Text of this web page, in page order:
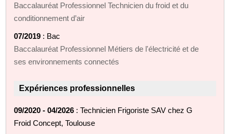
Baccalauréat Professionnel Technicien du froid et du
conditionnement d’air
07/2019 : Bac
Baccalauréat Professionnel Métiers de l'électricité et de
ses environnements connectés
Expériences professionnelles
09/2020 - 04/2026 : Technicien Frigoriste SAV chez G
Froid Concept, Toulouse